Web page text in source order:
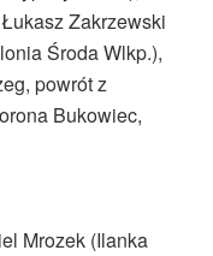
Zakrzewski
Środa Wlkp.),
powrót z
Bukowiec,
Mrozek (Ilanka